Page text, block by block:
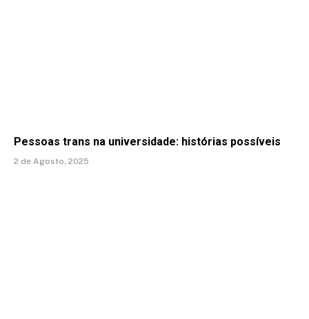
Pessoas trans na universidade: histórias possíveis
2 de Agosto, 2025